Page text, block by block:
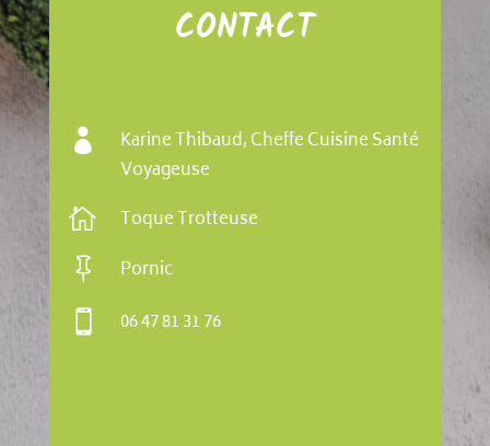
CONTACT

Karine Thibaud, Cheffe Cuisine Santé
Voyageuse
 Toque Trotteuse
 Pornic
 06 47 81 31 76